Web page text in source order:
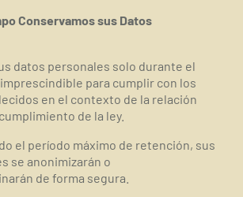
Conservamos sus Datos
datos personales solo durante el
para cumplir con los
en el contexto de la relación
de la ley.
el período máximo de retención, sus
se anonimizarán o
de forma segura.